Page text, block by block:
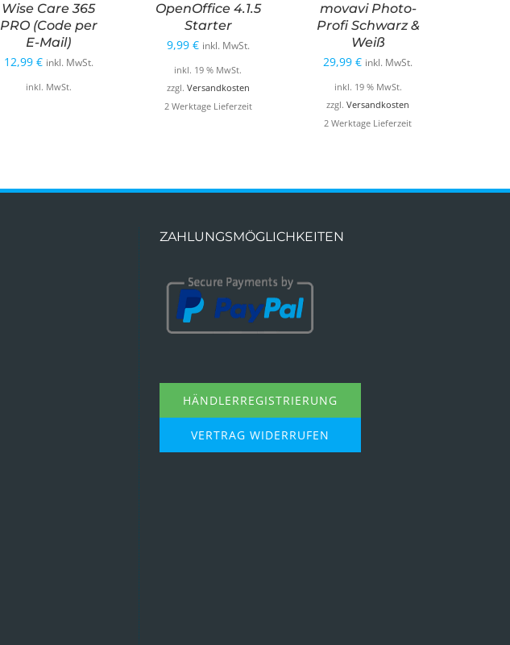
Wise Care 365
PRO (Code per
E-Mail)
12,99 € inkl. MwSt.
inkl. MwSt.
OpenOffice 4.1.5
Starter
9,99 € inkl. MwSt.
inkl. 19 % MwSt.
zzgl. Versandkosten
2 Werktage Lieferzeit
movavi Photo-
Profi Schwarz &
Weiß
29,99€ inkl. MwSt.
inkl. 19 % MwSt.
zzgl.Versandkosten
2 Werktage Lieferzeit
ZAHLUNGSMÖGLICHKEITEN
HÄNDLERREGISTRIERUNG
VERTRAG WIDERRUFEN